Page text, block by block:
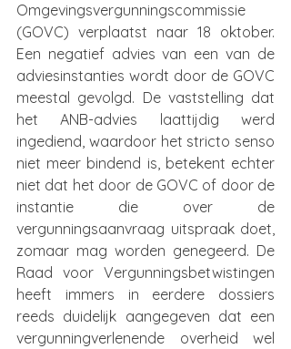
Omgevingsvergunningscommissie
(GOVC) verplaatst naar 18 oktober.
Een negatief advies van een van de
adviesinstanties wordt door de GOVC
meestal gevolgd. De vaststelling dat
het ANB-advies laattijdig werd
ingediend, waardoor het stricto senso
niet meer bindend is, betekent echter
niet dat het door de GOVC of door de
instantie die over de
vergunningsaanvraag uitspraak doet,
zomaar mag worden genegeerd. De
Raad voor Vergunningsbetwistingen
heeft immers in eerdere dossiers
reeds duidelijk aangegeven dat een
vergunningverlenende overheid wel